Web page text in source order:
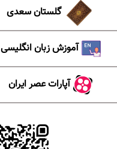
گلستان سعدی
آموزش زبان انگلیسی
آپارات عصر ایران